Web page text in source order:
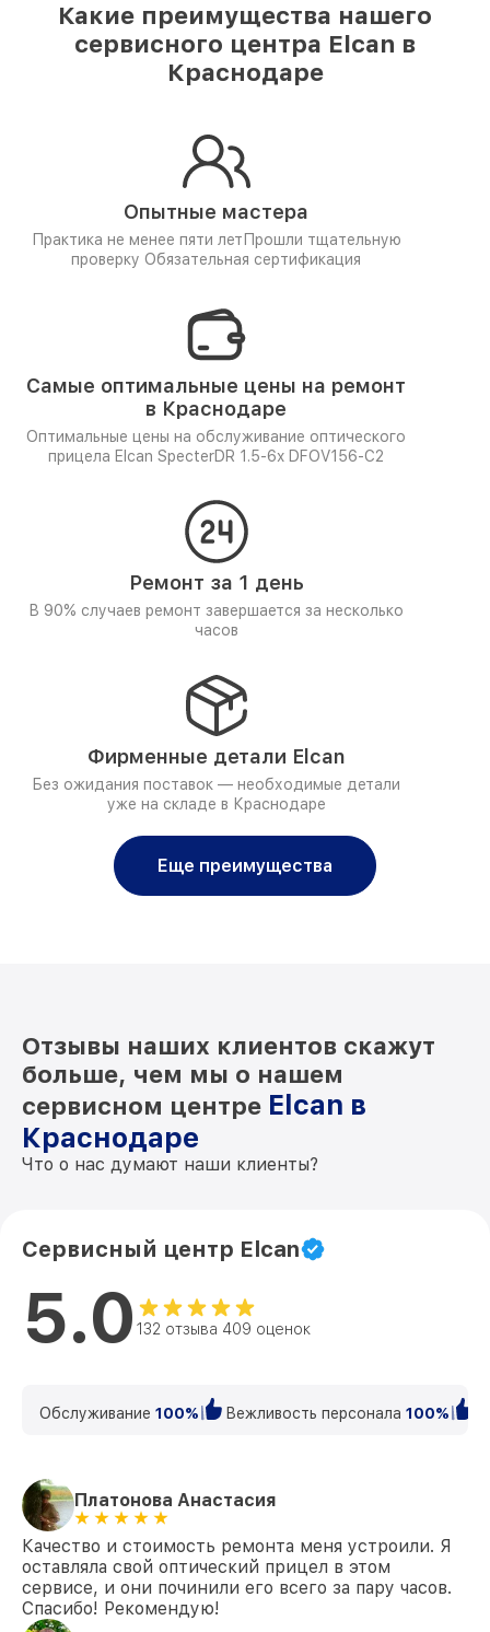
Какие преимущества нашего
сервисного центра Elcan в
Краснодаре
Опытные мастера
Практика не менее пяти лет Прошли тщательную
проверку Обязательная сертификация
Самые оптимальные цены на ремонт
в Краснодаре
Оптимальные цены на обслуживание оптического
прицела Elcan SpecterDR 1.5-6x DFOV156-C2
Ремонт за 1 день
В 90% случаев ремонт завершается за несколько
часов
Фирменные детали Elcan
Без ожидания поставок — необходимые детали
уже на складе в Краснодаре
Еще преимущества
Отзывы наших клиентов скажут
больше, чем мы о нашем
сервисном центре Elcan в
Краснодаре
Что о нас думают наши клиенты?
Сервисный центр Elcan
5.0 132 отзыва 409 оценок
Обслуживание 100% Вежливость персонала 100%
Платонова Анастасия
Качество и стоимость ремонта меня устроили. Я
оставляла свой оптический прицел в этом
сервисе, и они починили его всего за пару часов.
Спасибо! Рекомендую!